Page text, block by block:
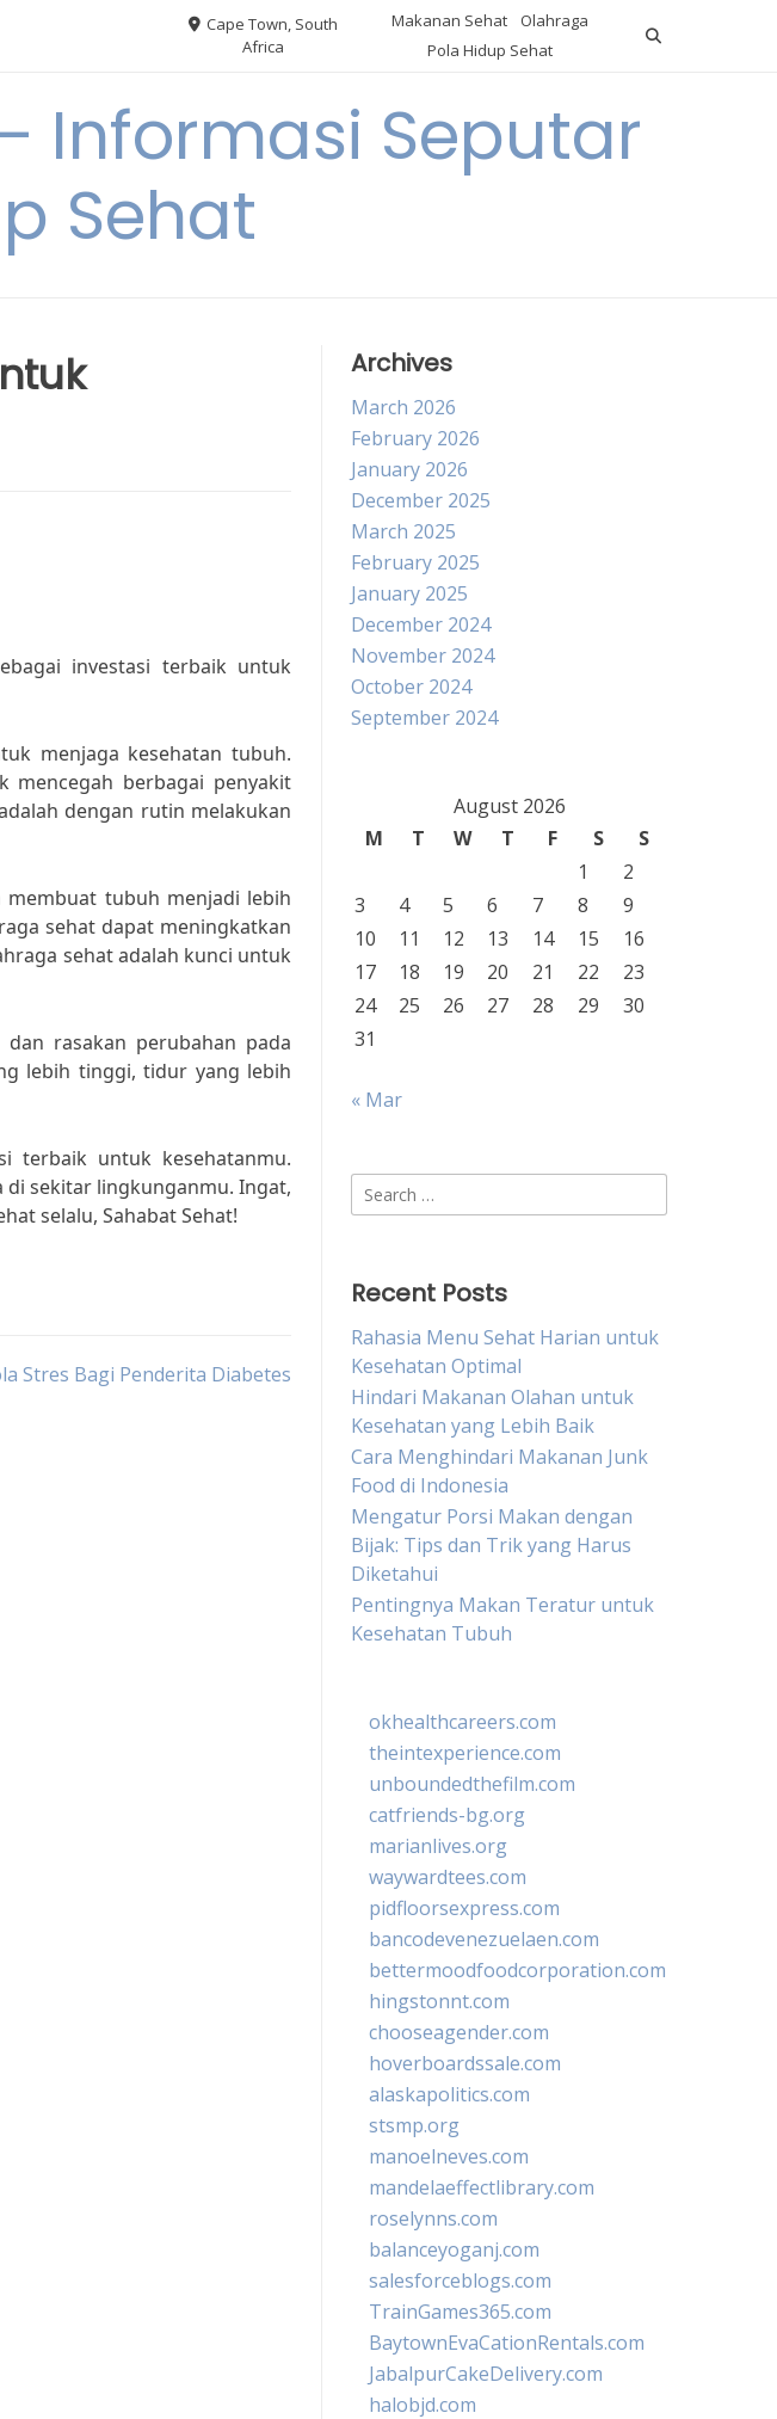
Cape Town, South
Africa
Makanan Sehat
Olahraga
Pola Hidup Sehat
– Informasi Seputar
Sehat
investasi terbaik untuk
menjaga kesehatan tubuh.
mencegah berbagai penyakit
dengan rutin melakukan
tubuh menjadi lebih
sehat dapat meningkatkan
sehat adalah kunci untuk
rasakan perubahan pada
lebih tinggi, tidur yang lebih
terbaik untuk kesehatanmu.
di sekitar lingkunganmu. Ingat,
selalu, Sahabat Sehat!
Stres Bagi Penderita Diabetes
Archives
March 2026
February 2026
January 2026
December 2025
March 2025
February 2025
January 2025
December 2024
November 2024
October 2024
September 2024
August 2026
M
T W T F S
S
1
2
3
4 5 6 7 8
9
10
11 12 13 14 15
16
17
18 19 20 21 22
23
24
25 26 27 28 29
30
31
« Mar
Search
for:
Recent Posts
Rahasia Menu Sehat Harian untuk
Kesehatan Optimal
Hindari Makanan Olahan untuk
Kesehatan yang Lebih Baik
Cara Menghindari Makanan Junk
Food di Indonesia
Mengatur Porsi Makan dengan
Bijak: Tips dan Trik yang Harus
Diketahui
Pentingnya Makan Teratur untuk
Kesehatan Tubuh
okhealthcareers.com
theintexperience.com
unboundedthefilm.com
catfriends-bg.org
marianlives.org
waywardtees.com
pidfloorsexpress.com
bancodevenezuelaen.com
bettermoodfoodcorporation.com
hingstonnt.com
chooseagender.com
hoverboardssale.com
alaskapolitics.com
stsmp.org
manoelneves.com
mandelaeffectlibrary.com
roselynns.com
balanceyoganj.com
salesforceblogs.com
TrainGames365.com
BaytownEvaCationRentals.com
JabalpurCakeDelivery.com
halobjd.com